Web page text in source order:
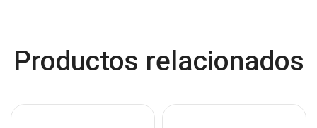
Comprar
Productos relacionados